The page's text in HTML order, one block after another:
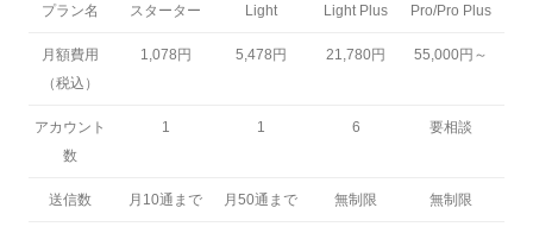
プラン名 スターター Light Light Plus Pro/Pro Plus
月額費用
（税込）
1,078円 5,478円 21,780円 55,000円～
アカウント
数
1 1 6 要相談
送信数 月10通まで 月50通まで 無制限 無制限